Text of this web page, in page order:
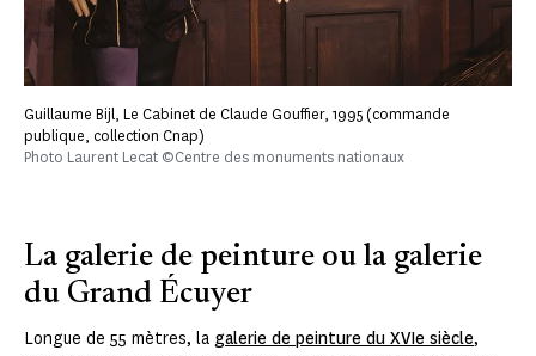
Guillaume Bijl, Le Cabinet de Claude Gouffier, 1995 (commande
publique, collection Cnap)
Photo Laurent Lecat ©Centre des monuments nationaux
La galerie de peinture ou la galerie
du Grand Écuyer
Longue de 55 mètres, la galerie de peinture du XVIe siècle,